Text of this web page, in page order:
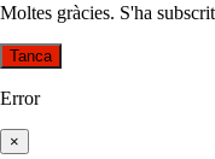
Moltes gràcies. S'ha
Tanca
Error
×